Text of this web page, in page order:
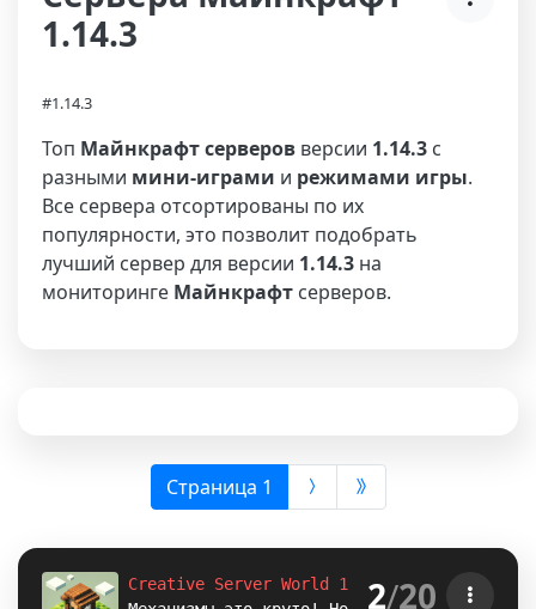
1.14.3
#1.14.3
Топ Майнкрафт серверов версии 1.14.3 с
разными мини-играми и режимами игры.
Все сервера отсортированы по их
популярности, это позволит подобрать
лучший сервер для версии 1.14.3 на
мониторинге Майнкрафт серверов.
Страница 1 (выбрана)
Creative Server World 1.8-1.12.2-1.16.5-
2/20